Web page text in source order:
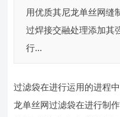
用优质其尼龙单丝网缝
过焊接交融处理添加其
行...
过滤袋在进行运用的进程
龙单丝网过滤袋在进行制